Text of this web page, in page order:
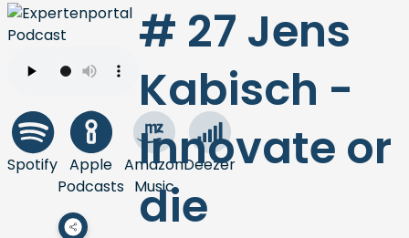
Spotify Apple
Podcasts
Amazon
Music
Deezer
# 27 Jens
Kabisch -
Innovate or
die